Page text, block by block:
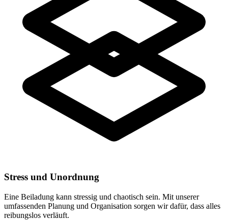
Stress und Unordnung
Eine Beiladung kann stressig und chaotisch sein. Mit unserer
umfassenden Planung und Organisation sorgen wir dafür, dass alles
reibungslos verläuft.